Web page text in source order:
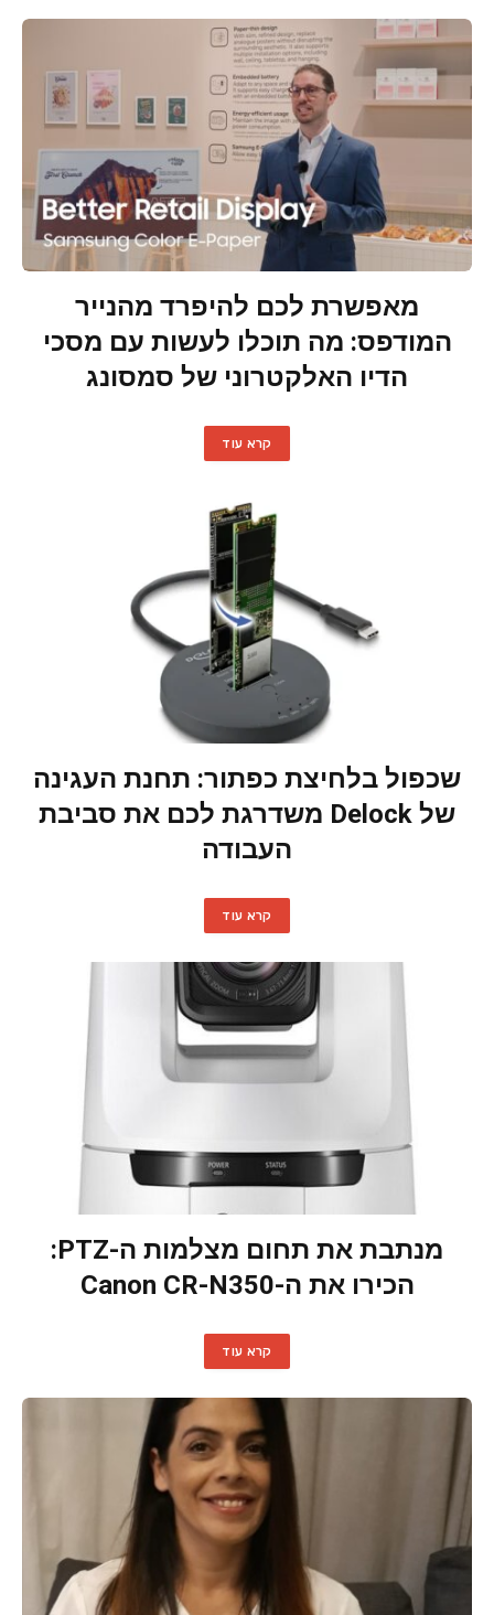
מאפשרת לכם להיפרד מהנייר
המודפס: מה תוכלו לעשות עם מסכי
הדיו האלקטרוני של סמסונג
קרא עוד
שכפול בלחיצת כפתור: תחנת העגינה
של Delock משדרגת לכם את סביבת
העבודה
קרא עוד
מנתבת את תחום מצלמות ה-PTZ:
הכירו את ה-Canon CR-N350
קרא עוד